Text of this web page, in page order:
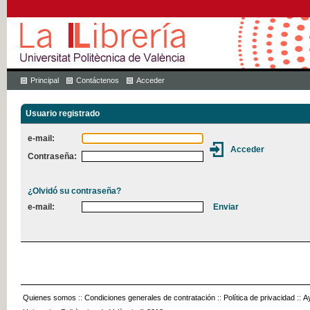
Principal Contáctenos Acceder
Usuario registrado
e-mail:
Contraseña:
¿Olvidó su contraseña?
e-mail:
Quienes somos :: Condiciones generales de contratación :: Política de privacidad ::